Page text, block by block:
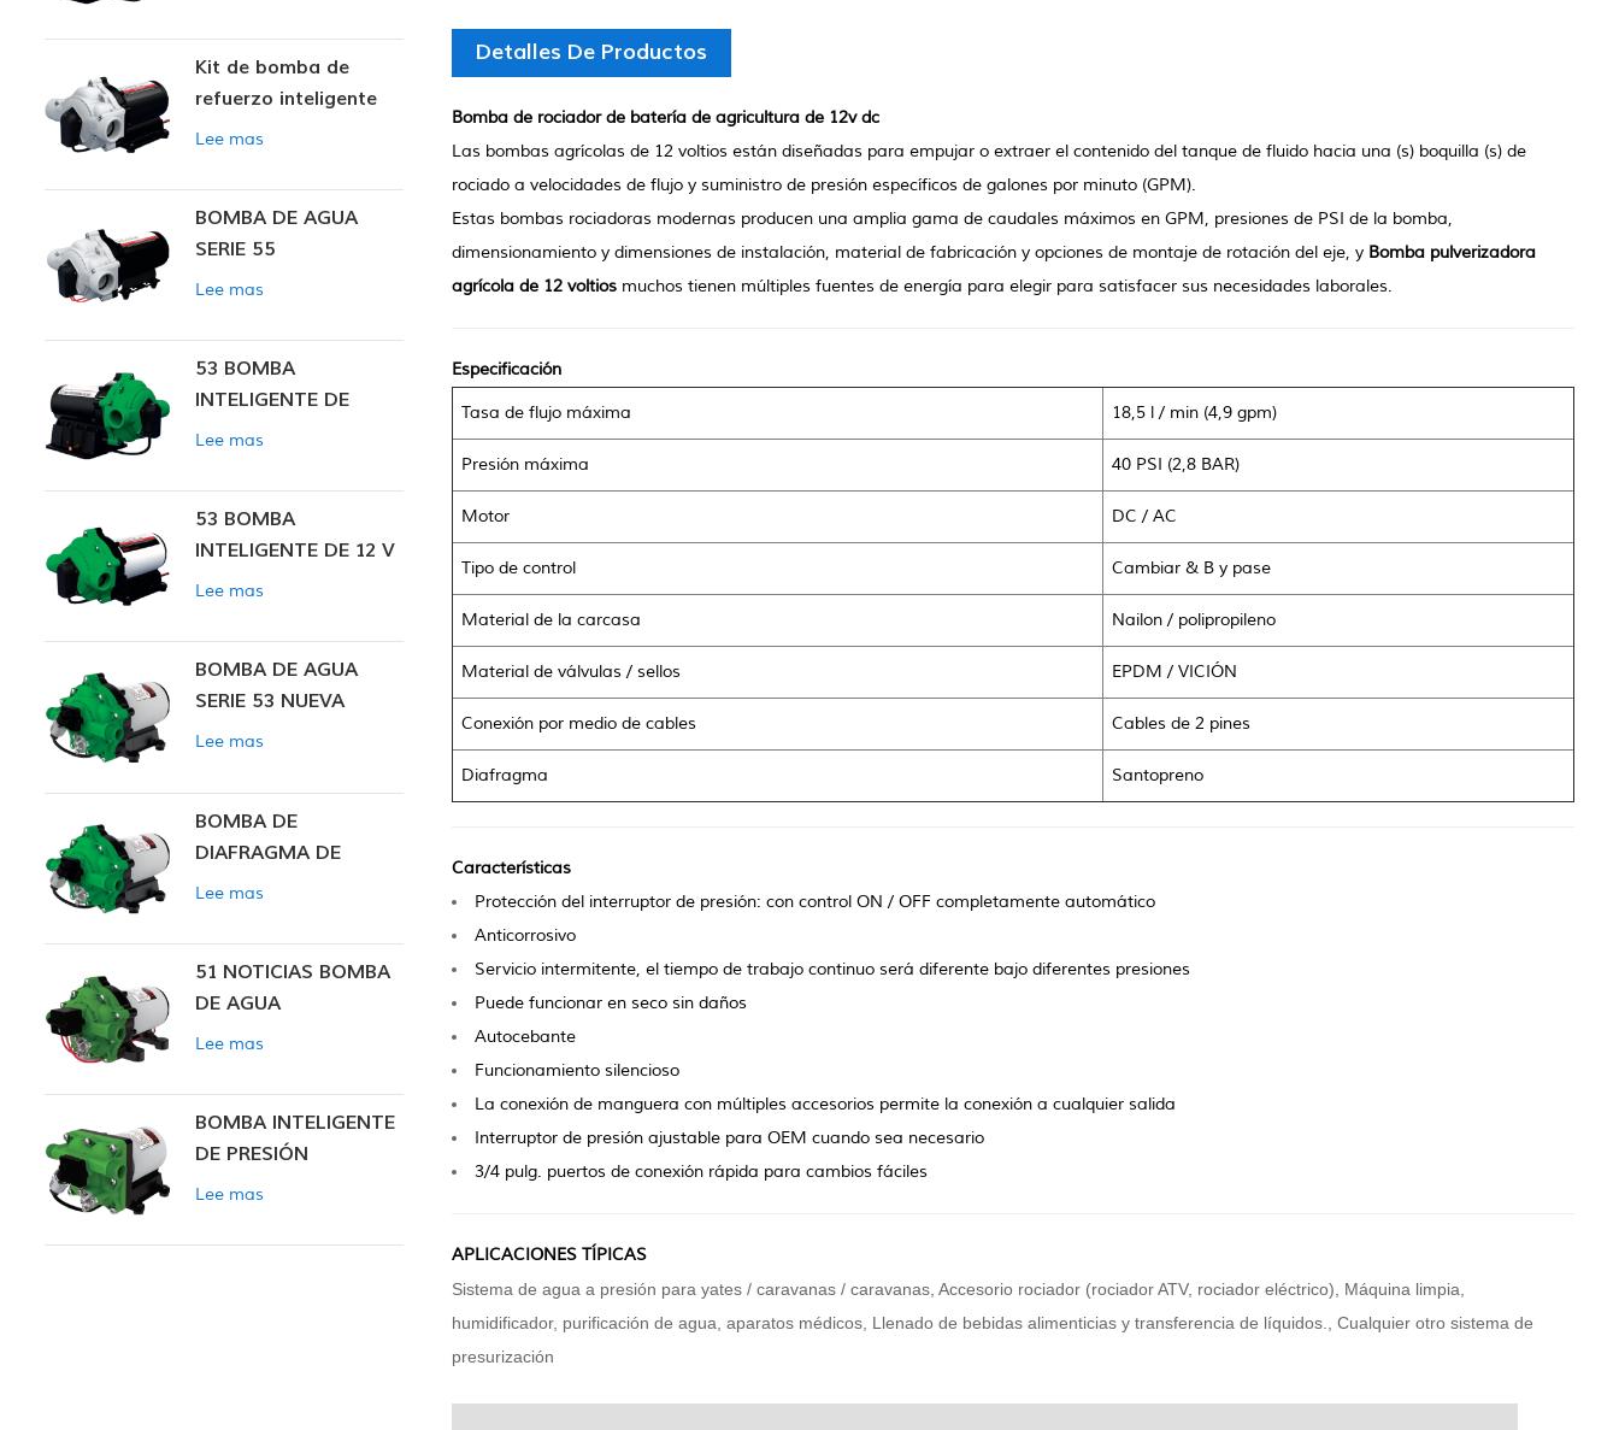
Detalles De Productos
Bomba de rociador de batería de agricultura de 12v dc
Las bombas agrícolas de 12 voltios están diseñadas para empujar o extraer el contenido del tanque de fluido hacia una (s) boquilla (s) de
rociado a velocidades de flujo y suministro de presión específicos de galones por minuto (GPM).
Estas bombas rociadoras modernas producen una amplia gama de caudales máximos en GPM, presiones de PSI de la bomba,
dimensionamiento y dimensiones de instalación, material de fabricación y opciones de montaje de rotación del eje, yBomba pulverizadora
agrícola de 12 voltiosmuchos tienen múltiples fuentes de energía para elegir para satisfacer sus necesidades laborales.
Especificación
Tasa de flujo máxima 18,5 l / min (4,9 gpm)
Presión máxima 40 PSI (2,8 BAR)
Motor DC / AC
Tipo de control Cambiar & By pase
Material de la carcasa Nailon / polipropileno
Material de válvulas / sellos EPDM / VICIÓN
Conexión por medio de cables Cables de 2 pines
Diafragma Santopreno
Características
Protección del interruptor de presión: con control ON / OFF completamente automático
Anticorrosivo
Servicio intermitente, el tiempo de trabajo continuo será diferente bajo diferentes presiones
Puede funcionar en seco sin daños
Autocebante
Funcionamiento silencioso
La conexión de manguera con múltiples accesorios permite la conexión a cualquier salida
Interruptor de presión ajustable para OEM cuando sea necesario
3/4 pulg. puertos de conexión rápida para cambios fáciles
APLICACIONES TÍPICAS
Sistema de agua a presión para yates / caravanas / caravanas, Accesorio rociador (rociador ATV, rociador eléctrico)
Máquina limpia,
humidificador, purificación de agua, aparatos médicos, Llenado de bebidas alimenticias y transferencia de líquidos.
Cualquier otro sistema de
presurización
Kit de bomba de
refuerzo inteligente
Lee mas
BOMBA DE AGUA
SERIE 55
Lee mas
53 BOMBA
INTELIGENTE DE
PRESIÓN CONSTANTE
Lee mas
53 BOMBA
INTELIGENTE DE 12 V
CC DE PRESIÓN
Lee mas
BOMBA DE AGUA
SERIE 53 NUEVA
Lee mas
BOMBA DE
DIAFRAGMA DE
PRESIÓN CONSTANTE
Lee mas
51 NOTICIAS BOMBA
DE AGUA
Lee mas
BOMBA INTELIGENTE
DE PRESIÓN
CONSTANTE SERIE
Lee mas